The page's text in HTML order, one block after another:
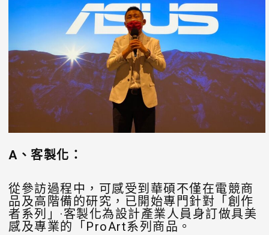
A、客製化：
從參訪過程中，可感受到華碩不僅在電競商
品及高階備的研究，已開始專門針對「創作
者系列」·客製化為設計產業人員身訂做具美
感及專業的「ProArt系列商品。